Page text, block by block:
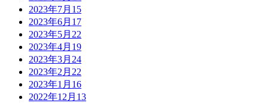
2023年7月 15
2023年6月 17
2023年5月 22
2023年4月 19
2023年3月 24
2023年2月 22
2023年1月 16
2022年12月 13